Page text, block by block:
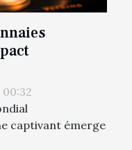
captivant émerge